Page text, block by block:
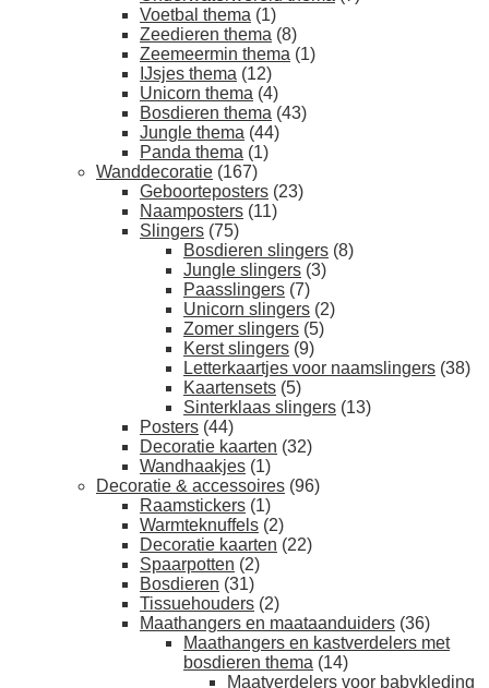
Voetbal thema (1)
Zeedieren thema (8)
Zeemeermin thema (1)
IJsjes thema (12)
Unicorn thema (4)
Bosdieren thema (43)
Jungle thema (44)
Panda thema (1)
Wanddecoratie (167)
Geboorteposters (23)
Naamposters (11)
Slingers (75)
Bosdieren slingers (8)
Jungle slingers (3)
Paasslingers (7)
Unicorn slingers (2)
Zomer slingers (5)
Kerst slingers (9)
Letterkaartjes voor naamslingers (38)
Kaartensets (5)
Sinterklaas slingers (13)
Posters (44)
Decoratie kaarten (32)
Wandhaakjes (1)
Decoratie & accessoires (96)
Raamstickers (1)
Warmteknuffels (2)
Decoratie kaarten (22)
Spaarpotten (2)
Bosdieren (31)
Tissuehouders (2)
Maathangers en maataanduiders (36)
Maathangers en kastverdelers met
bosdieren thema (14)
Maatverdelers voor babykleding